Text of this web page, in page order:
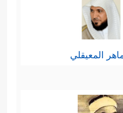
المعيقلي